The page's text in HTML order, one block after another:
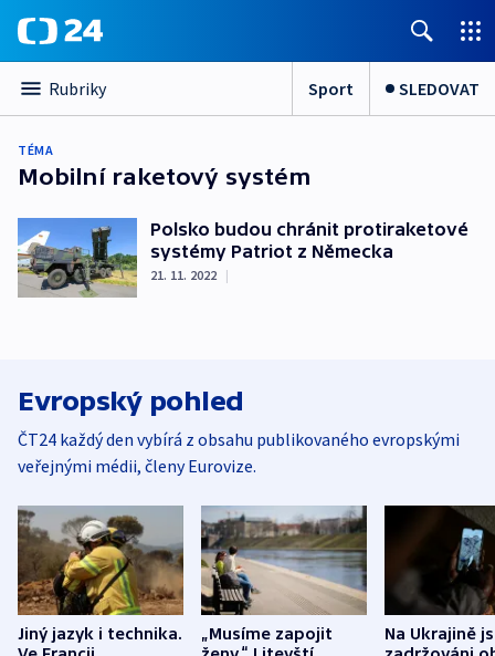
Rubriky Sport SLEDOVAT
TÉMA
Mobilní raketový systém
Polsko budou chránit protiraketové
systémy Patriot z Německa
21. 11. 2022 |
Evropský pohled
ČT24 každý den vybírá z obsahu publikovaného evropskými
veřejnými médii, členy Eurovize.
Jiný jazyk i technika.
„Musíme zapojit
Na Ukrajině